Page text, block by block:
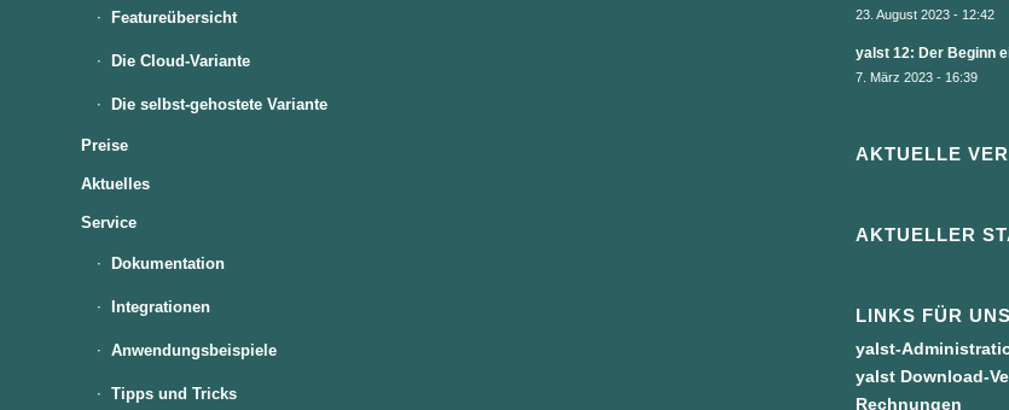
Featureübersicht
Die Cloud-Variante
Die selbst-gehostete Variante
Preise
Aktuelles
Service
Dokumentation
Integrationen
Anwendungsbeispiele
Tipps und Tricks
23. August 2023 - 12:42
yalst 12: Der Beginn
7. März 2023 - 16:39
AKTUELLE
AKTUELLER
LINKS FÜR
yalst-
yalst Download-
Rechnungen